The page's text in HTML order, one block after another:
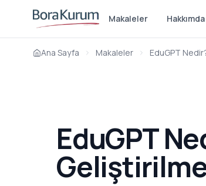
Makaleler Hakkımda
Ana Sayfa Makaleler
EduGPT